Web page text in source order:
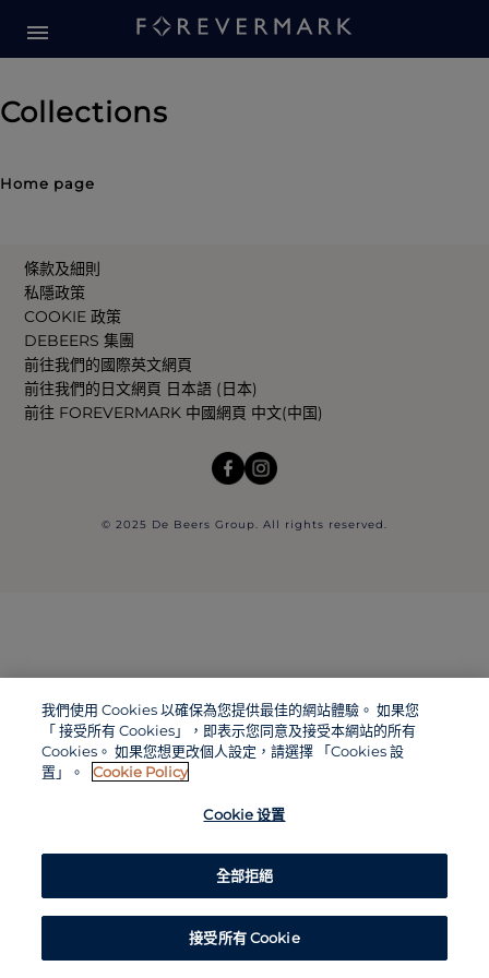
Collections
Home page
條款及細則
私隱政策
COOKIE 政策
DEBEERS 集團
前往我們的國際英文網頁
前往我們的日文網頁 日本語 (日本)
前往 FOREVERMARK 中國網頁 中文(中国)
© 2025 De Beers Group. All rights reserved.
我們使用 Cookies 以確保為您提供最佳的網站體驗。 如果您
「 接受所有 Cookies」，即表示您同意及接受本網站的所有
Cookies。 如果您想更改個人設定，請選擇 「Cookies 設
置」。
Cookie Policy
Cookie 设置
全部拒絕
接受所有 Cookie